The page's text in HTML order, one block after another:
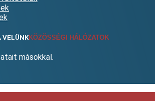
VELÜNKKÖZÖSSÉGI HÁLÓZATOK
másokkal.